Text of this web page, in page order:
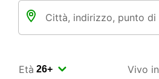
Età Vivo in